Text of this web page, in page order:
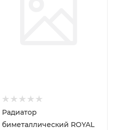
Радиатор
биметаллический ROYAL